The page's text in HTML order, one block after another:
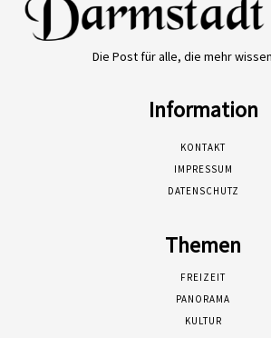
Die Post für alle, die mehr
Information
KONTAKT
IMPRESSUM
DATENSCHUTZ
Themen
FREIZEIT
PANORAMA
KULTUR